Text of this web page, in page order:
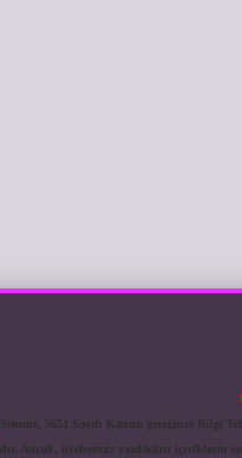
Sitemiz, 5651 Sayılı Kanun gereğince Bilgi
Ancak, üyelerimiz yazdıkları içeriklerin